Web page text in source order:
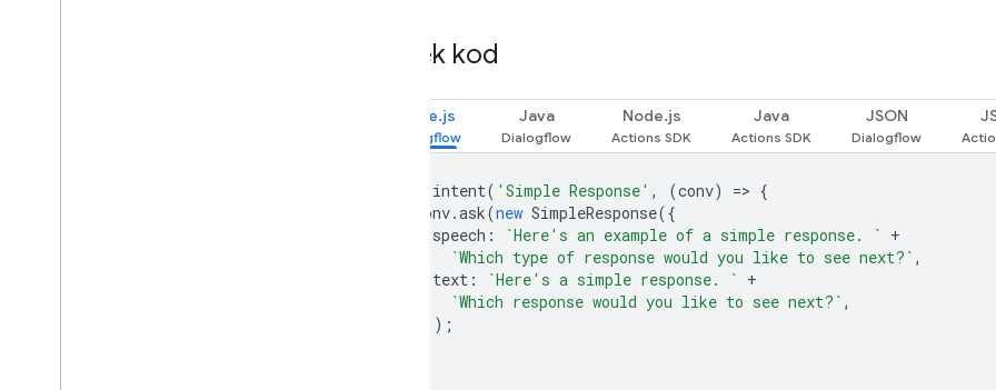
Örnek kod
Node.js Java Node.js Java JSON
intent( 'Simple Response' , (conv) => {
conv.ask(new SimpleResponse({
speech : `Here's an example of a simple response. ` +
`Which type of response would you like to see next?` ,
text : `Here's a simple response. ` +
`Which response would you like to see next?` ,
}));